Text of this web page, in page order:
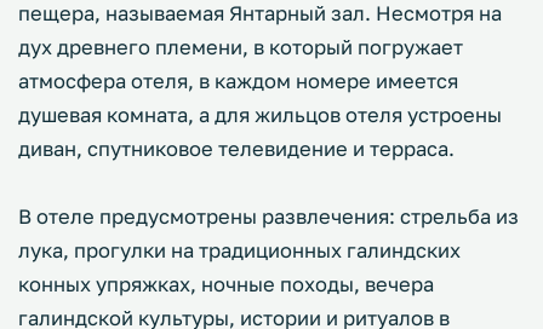
пещера, называемая Янтарный зал. Несмотря на
дух древнего племени, в который погружает
атмосфера отеля, в каждом номере имеется
душевая комната, а для жильцов отеля устроены
диван, спутниковое телевидение и терраса.
В отеле предусмотрены развлечения: стрельба из
лука, прогулки на традиционных галиндских
конных упряжках, ночные походы, вечера
галиндской культуры, истории и ритуалов в